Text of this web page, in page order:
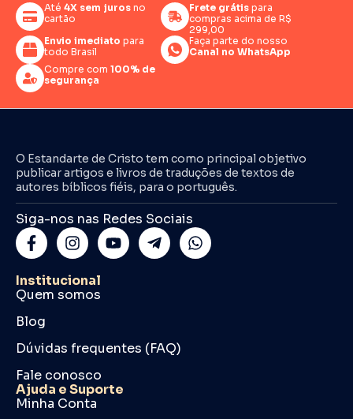
Até 4X sem juros no
cartão
Frete grátispara
compras acima de R$
299,00
Envio imediato para
todo Brasil
Faça parte do nosso
Canal no WhatsApp
Compre com 100% de
segurança
O Estandarte de Cristo tem como principal objetivo
publicar artigos e livros de traduções de textos de
autores bíblicos fiéis, para o português.
Siga-nos nas Redes Sociais
Institucional
Quem somos
Blog
Dúvidas frequentes (FAQ)
Fale conosco
Ajuda e Suporte
Minha Conta